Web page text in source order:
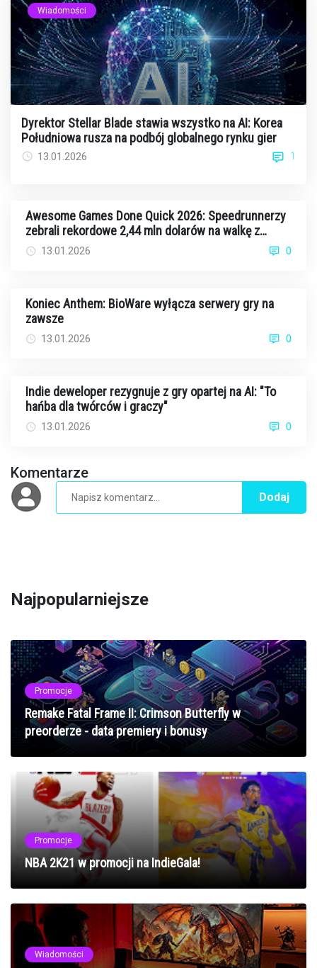
Wiadomości
Dyrektor Stellar Blade stawia wszystko na AI: Korea
Południowa rusza na podbój globalnego rynku gier
13.01.2026 1
Awesome Games Done Quick 2026: Speedrunnerzy
zebrali rekordowe 2,44 mln dolarów na walkę z
rakiem13.01.2026 0
Koniec Anthem: BioWare wyłącza serwery gry na
zawsze
13.01.2026 0
Indie deweloper rezygnuje z gry opartej na AI: "To
hańba dla twórców i graczy"
13.01.2026 0
Komentarze
Dodaj
Najpopularniejsze
Promocje
Remake Fatal Frame II: Crimson Butterfly w
preorderze - data premiery i bonusy
Promocje
NBA 2K21 w promocji na IndieGala!
Wiadomości